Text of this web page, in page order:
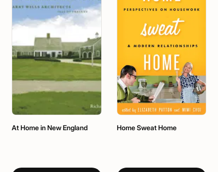
At Home in New England Home Sweat Home